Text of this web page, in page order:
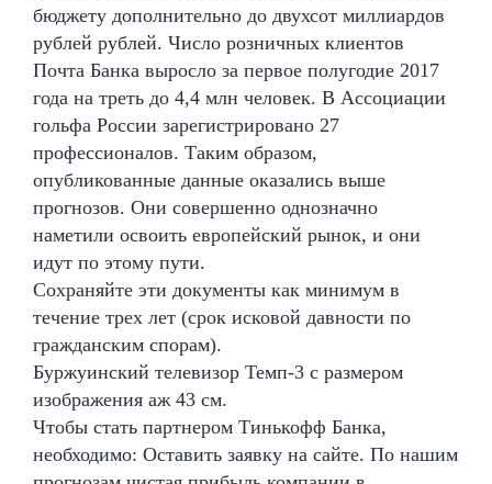
бюджету дополнительно до двухсот миллиардов
рублей рублей. Число розничных клиентов
Почта Банка выросло за первое полугодие 2017
года на треть до 4,4 млн человек. В Ассоциации
гольфа России зарегистрировано 27
профессионалов. Таким образом,
опубликованные данные оказались выше
прогнозов. Они совершенно однозначно
наметили освоить европейский рынок, и они
идут по этому пути.
Сохраняйте эти документы как минимум в
течение трех лет (срок исковой давности по
гражданским спорам).
Буржуинский телевизор Темп-3 с размером
изображения аж 43 см.
Чтобы стать партнером Тинькофф Банка,
необходимо: Оставить заявку на сайте. По нашим